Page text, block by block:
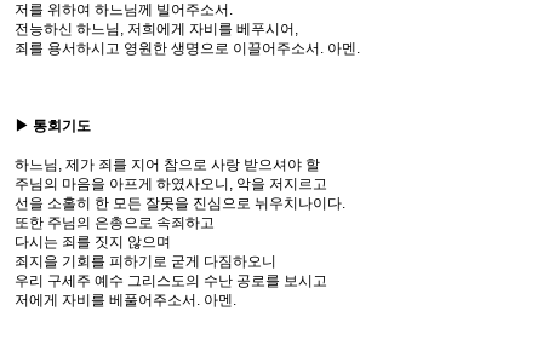
저를 위하여 하느님께 빌어주소서.
전능하신 하느님, 저희에게 자비를 베푸시어,
죄를 용서하시고 영원한 생명으로 이끌어주소서. 아멘.
▶ 통회기도
하느님, 제가 죄를 지어 참으로 사랑 받으셔야 할
주님의 마음을 아프게 하였사오니, 악을 저지르고
선을 소홀히 한 모든 잘못을 진심으로 뉘우치나이다.
또한 주님의 은총으로 속죄하고
다시는 죄를 짓지 않으며
죄지을 기회를 피하기로 굳게 다짐하오니
우리 구세주 예수 그리스도의 수난 공로를 보시고
저에게 자비를 베풀어주소서. 아멘.